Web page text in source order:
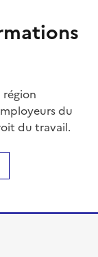
région
du
du travail.